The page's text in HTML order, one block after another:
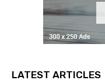
LATEST ARTICLES